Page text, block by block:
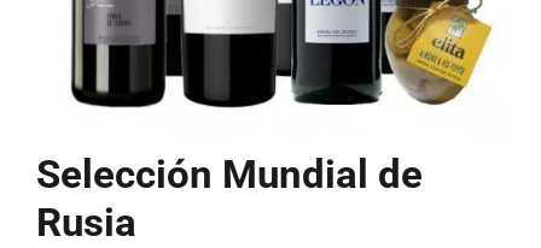
Selección Mundial de
Rusia